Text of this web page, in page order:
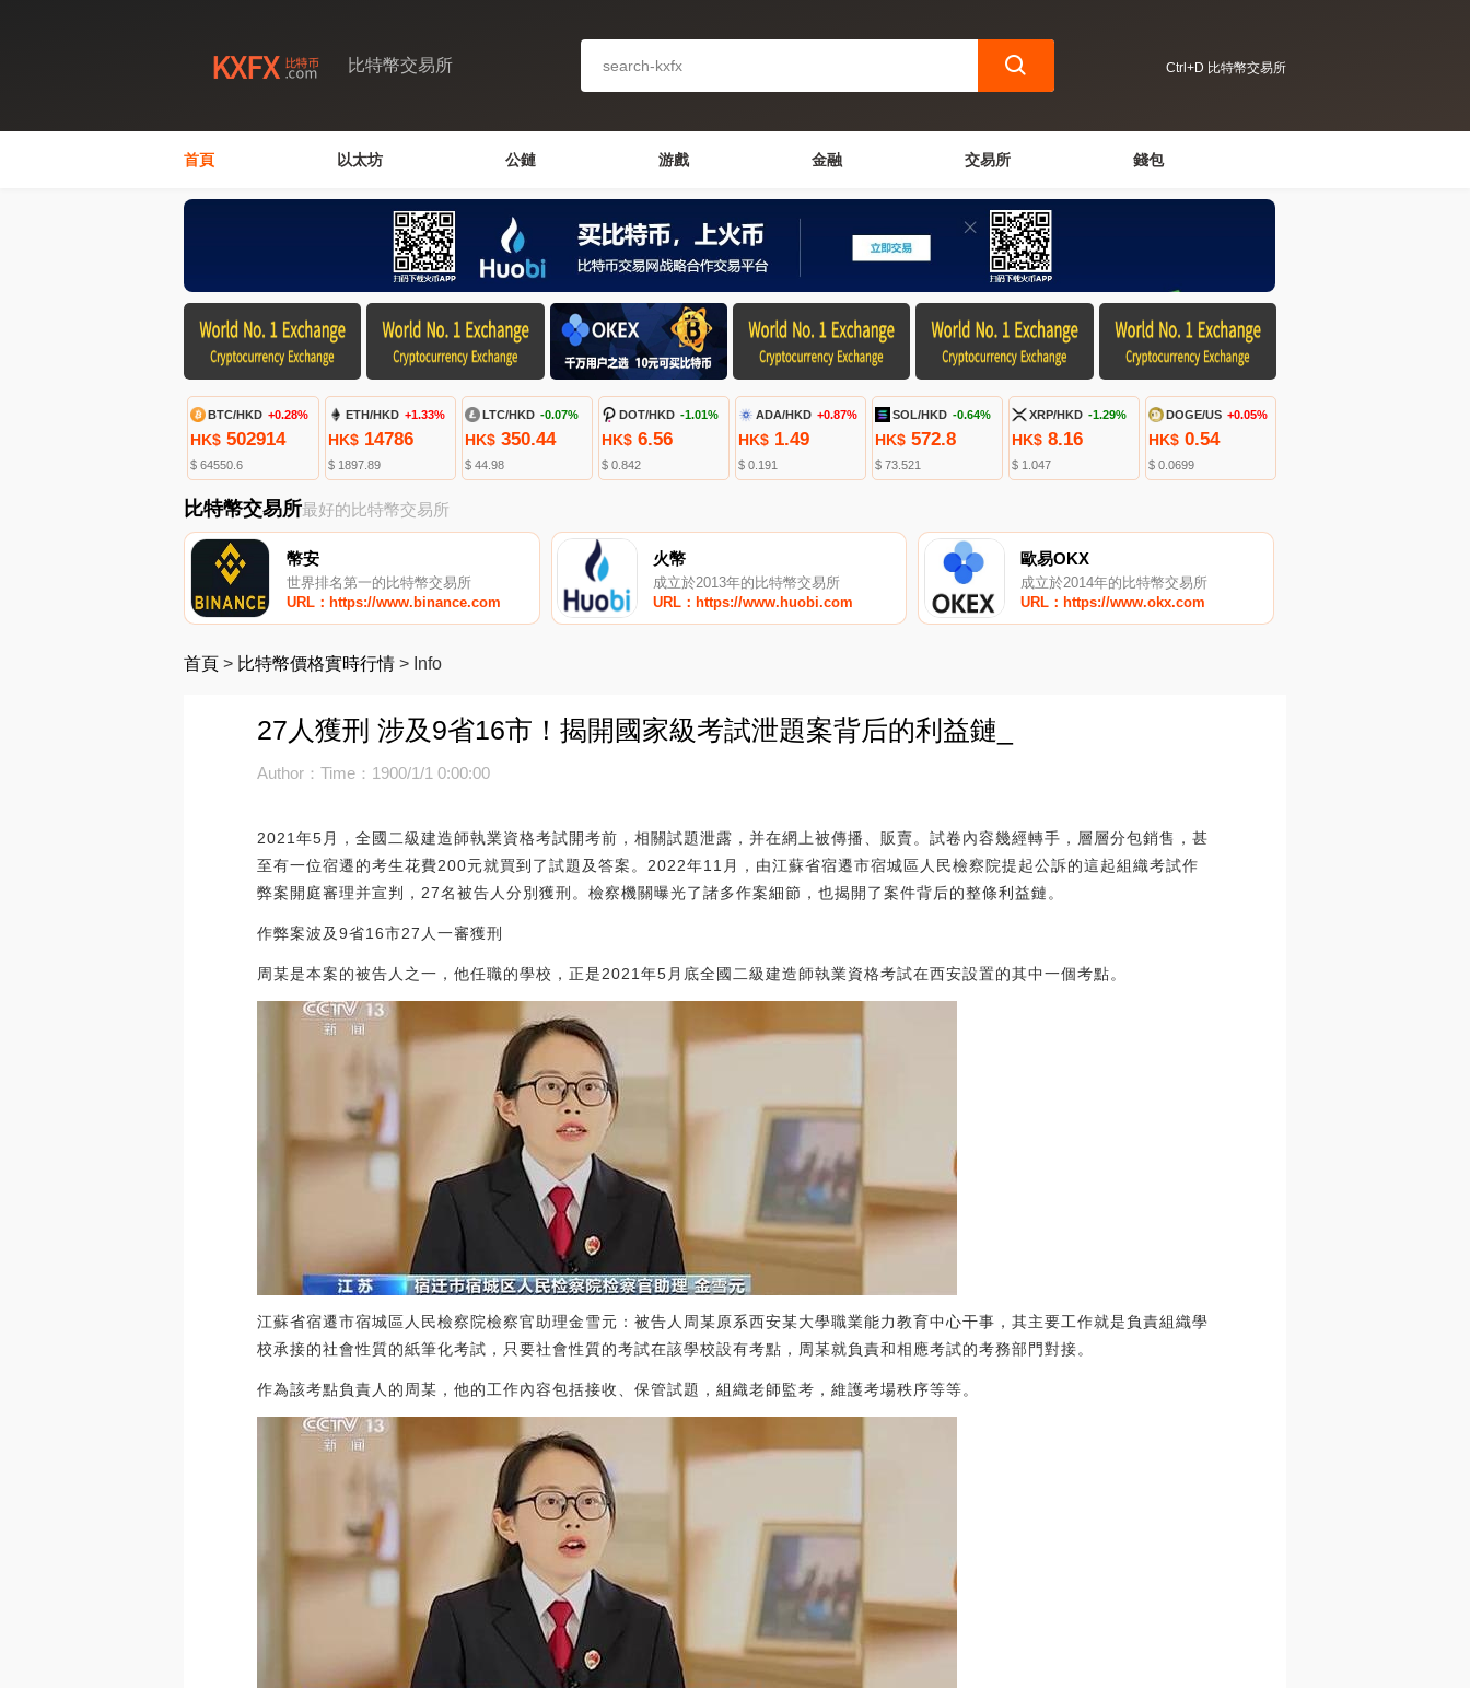
比特幣交易所 Ctrl+D 比特幣交易所
首頁 以太坊 公鏈 游戲 金融 交易所 錢包
BTC/HKD +0.28%
HK$ 502914
$ 64550.6
ETH/HKD +1.33%
HK$14786
$ 1897.89
LTC/HKD -0.07%
HK$350.44
$ 44.98
DOT/HKD -1.01%
HK$6.56
$ 0.842
ADA/HKD +0.87%
HK$1.49
$ 0.191
SOL/HKD -0.64%
HK$ 572.8
$ 73.521
XRP/HKD -1.29%
HK$ 8.16
$ 1.047
DOGE/US +0.05%
HK$ 0.54
$ 0.0699
比特幣交易所最好的比特幣交易所
幣安
世界排名第一的比特幣交易所
URL：https://www.binance.com
火幣
成立於2013年的比特幣交易所
URL：https://www.huobi.com
歐易OKX
成立於2014年的比特幣交易所
URL：https://www.okx.com
首頁 > 比特幣價格實時行情 > Info
27人獲刑 涉及9省16市！揭開國家級考試泄題案背后的利益鏈_
Author：Time：1900/1/1 0:00:00
2021年5月，全國二級建造師執業資格考試開考前，相關試題泄露，并在網上被傳播、販賣。試卷內容幾經轉手，層層分包銷售，甚
至有一位宿遷的考生花費200元就買到了試題及答案。2022年11月，由江蘇省宿遷市宿城區人民檢察院提起公訴的這起組織考試作
弊案開庭審理并宣判，27名被告人分別獲刑。檢察機關曝光了諸多作案細節，也揭開了案件背后的整條利益鏈。
作弊案波及9省16市27人一審獲刑
周某是本案的被告人之一，他任職的學校，正是2021年5月底全國二級建造師執業資格考試在西安設置的其中一個考點。
江蘇省宿遷市宿城區人民檢察院檢察官助理金雪元：被告人周某原系西安某大學職業能力教育中心干事，其主要工作就是負責組織學
校承接的社會性質的紙筆化考試，只要社會性質的考試在該學校設有考點，周某就負責和相應考試的考務部門對接。
作為該考點負責人的周某，他的工作內容包括接收、保管試題，組織老師監考，維護考場秩序等等。